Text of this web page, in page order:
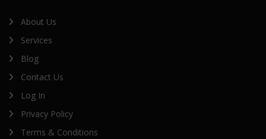
About Us
Services
Blog
Contact Us
Log In
Privacy Policy
Terms & Conditions